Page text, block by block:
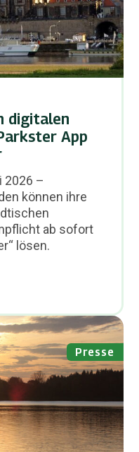
digitalen
App
2026 –
können ihre
ab sofort
lösen.
Presse